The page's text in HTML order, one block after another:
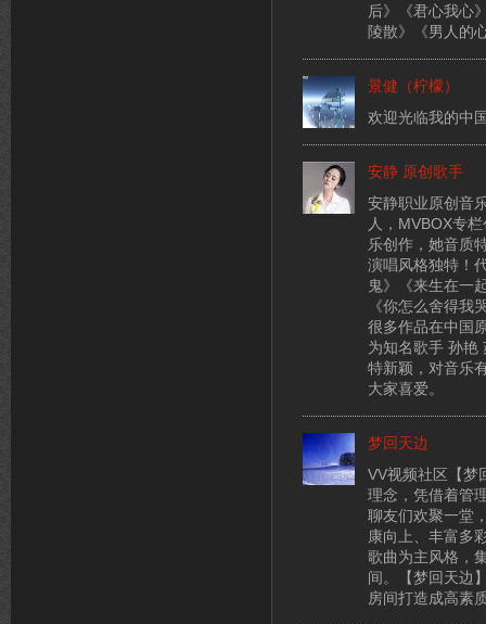
后》《君心我心
陵散》《男人的
景健（柠檬）
欢迎光临我的中
安静 原创歌手
安静职业原创音
人，MVBOX专
乐创作，她音质
演唱风格独特！
鬼》《来生在一
《你怎么舍得我
很多作品在中国
为知名歌手 孙艳
特新颖，对音乐
大家喜爱。
梦回天边
VV视频社区【梦
理念，凭借着管
聊友们欢聚一堂
康向上、丰富多
歌曲为主风格，
间。【梦回天边
房间打造成高素